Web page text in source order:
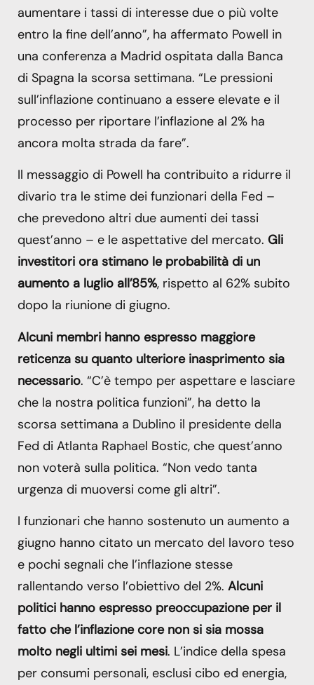
aumentare i tassi di interesse due o più volte
entro la fine dell’anno”, ha affermato Powell in
una conferenza a Madrid ospitata dalla Banca
di Spagna la scorsa settimana. “Le pressioni
sull’inflazione continuano a essere elevate e il
processo per riportare l’inflazione al 2% ha
ancora molta strada da fare”.
Il messaggio di Powell ha contribuito a ridurre il
divario tra le stime dei funzionari della Fed –
che prevedono altri due aumenti dei tassi
quest’anno – e le aspettative del mercato. Gli
investitori ora stimano le probabilità di un
aumento a luglio all’85%, rispetto al 62% subito
dopo la riunione di giugno.
Alcuni membri hanno espresso maggiore
reticenza su quanto ulteriore inasprimento sia
necessario. “C’è tempo per aspettare e lasciare
che la nostra politica funzioni”, ha detto la
scorsa settimana a Dublino il presidente della
Fed di Atlanta Raphael Bostic, che quest’anno
non voterà sulla politica. “Non vedo tanta
urgenza di muoversi come gli altri”.
I funzionari che hanno sostenuto un aumento a
giugno hanno citato un mercato del lavoro teso
e pochi segnali che l’inflazione stesse
rallentando verso l’obiettivo del 2%. Alcuni
politici hanno espresso preoccupazione per il
fatto che l’inflazione core non si sia mossa
molto negli ultimi sei mesi. L’indice della spesa
per consumi personali, esclusi cibo ed energia,